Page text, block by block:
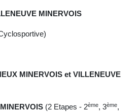
MINERVOIS
MINERVOIS et VILLENEUVE
(2 Etapes - 2ème, 3ème,